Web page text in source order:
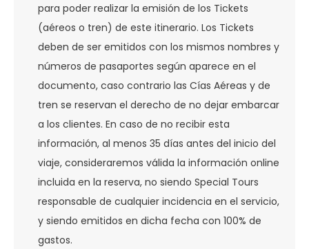
para poder realizar la emisión de los Tickets
(aéreos o tren) de este itinerario. Los Tickets
deben de ser emitidos con los mismos nombres y
números de pasaportes según aparece en el
documento, caso contrario las Cías Aéreas y de
tren se reservan el derecho de no dejar embarcar
a los clientes. En caso de no recibir esta
información, al menos 35 días antes del inicio del
viaje, consideraremos válida la información online
incluida en la reserva, no siendo Special Tours
responsable de cualquier incidencia en el servicio,
y siendo emitidos en dicha fecha con 100% de
gastos.